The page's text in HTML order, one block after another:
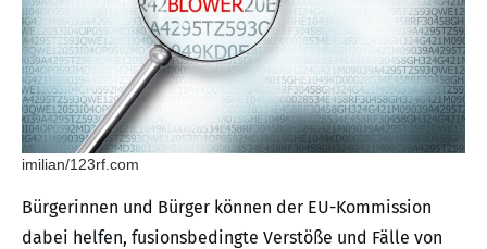
imilian/123rf.com
Bürgerinnen und Bürger können der EU-Kommission
dabei helfen, fusionsbedingte Verstöße und Fälle von